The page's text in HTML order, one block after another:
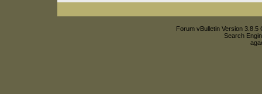
Forum vBulletin Version
Search